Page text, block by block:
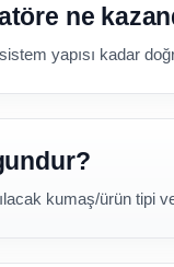
ne
yapısı kadar
kumaş/ürün tipi